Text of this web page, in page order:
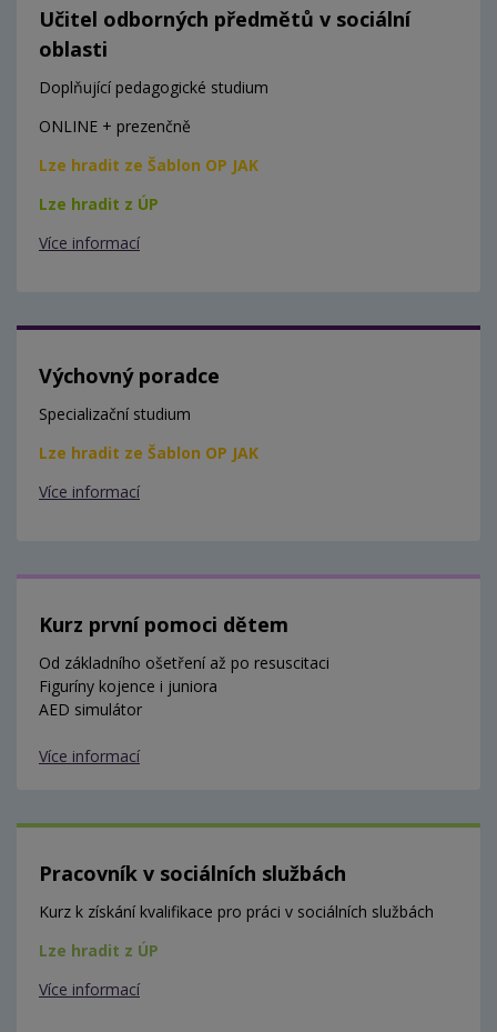
Učitel odborných předmětů v sociální
oblasti
Doplňující pedagogické studium
ONLINE + prezenčně
Lze hradit ze Šablon OP JAK
Lze hradit z ÚP
Více informací
Výchovný poradce
Specializační studium
Lze hradit ze Šablon OP JAK
Více informací
Kurz první pomoci dětem
Od základního ošetření až po resuscitaci
Figuríny kojence i juniora
AED simulátor
Více informací
Pracovník v sociálních službách
Kurz k získání kvalifikace pro práci v sociálních službách
Lze hradit z ÚP
Více informací